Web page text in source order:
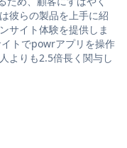
彼らの製品を上手に紹
サイト体験を提供しま
トでpowrアプリを操作
よりも2.5倍長く関与し